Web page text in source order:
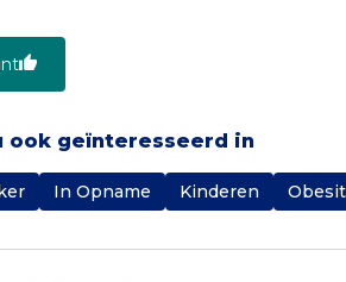
ook geïnteresseerd in
In Opname Kinderen